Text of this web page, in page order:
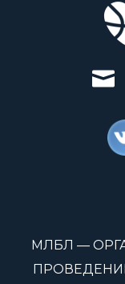
МЛБЛ —